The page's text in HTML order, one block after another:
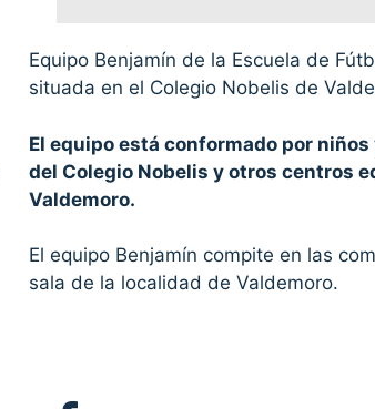
Equipo Benjamín de la Escuela de
situada en el Colegio Nobelis de
El equipo está conformado por
del Colegio Nobelis y otros centros
Valdemoro.
El equipo Benjamín compite en las
sala de la localidad de Valdemoro.